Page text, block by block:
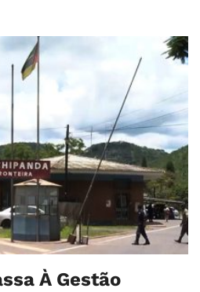
À Gestão